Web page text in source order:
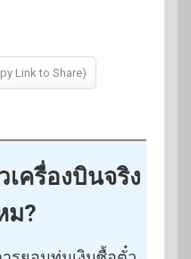
Link to Share)
ครื่องบินจริง
ม?